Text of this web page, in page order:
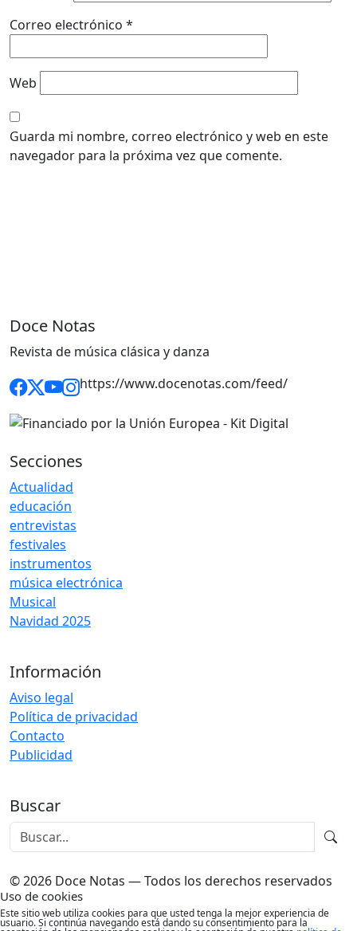
Correo electrónico *
Web
Guarda mi nombre, correo electrónico y web en este
navegador para la próxima vez que comente.
Doce Notas
Revista de música clásica y danza
https://www.docenotas.com/feed/
Secciones
Actualidad
educación
entrevistas
festivales
instrumentos
música electrónica
Musical
Navidad 2025
Información
Aviso legal
Política de privacidad
Contacto
Publicidad
Buscar
© 2026 Doce Notas — Todos los derechos reservados
Uso de cookies
Este sitio web utiliza cookies para que usted tenga la mejor experiencia de
usuario. Si continúa navegando está dando su consentimiento para la